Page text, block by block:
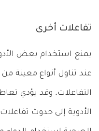
تفاعلات أخرى
يمنع استخدام بعض
عند تناول أنواع معينة
التفاعلات. وقد يؤدي
الأدوية إلى حدوث